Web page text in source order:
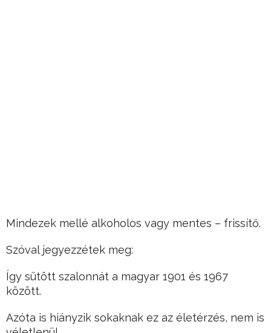
Mindezek mellé alkoholos vagy mentes – frissítő.
Szóval jegyezzétek meg:
Így sütött szalonnát a magyar 1901 és 1967
között.
Azóta is hiányzik sokaknak ez az életérzés, nem is